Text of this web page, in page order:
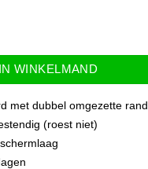
IN WINKELMAND
met dubbel omgezette rand
(roest niet)